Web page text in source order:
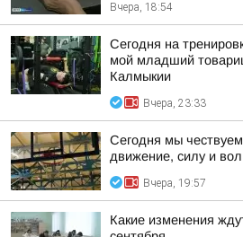
Вчера, 18:54
Сегодня на
мой младший
Калмыкии
Вчера, 23:33
Сегодня мы
движение, силу и
Вчера, 19:57
Какие изменения